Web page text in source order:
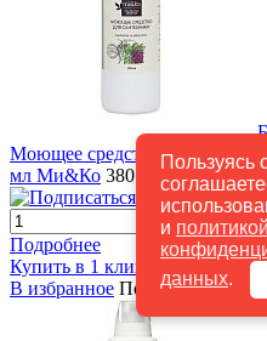
Пользуясь
и политикой
данных.
Моющее средство Базилик и
мл Ми&Ко 380 руб./ шт
Подписаться
Подробнее
Купить в 1 клик
К сравнению
В избранное Под заказ